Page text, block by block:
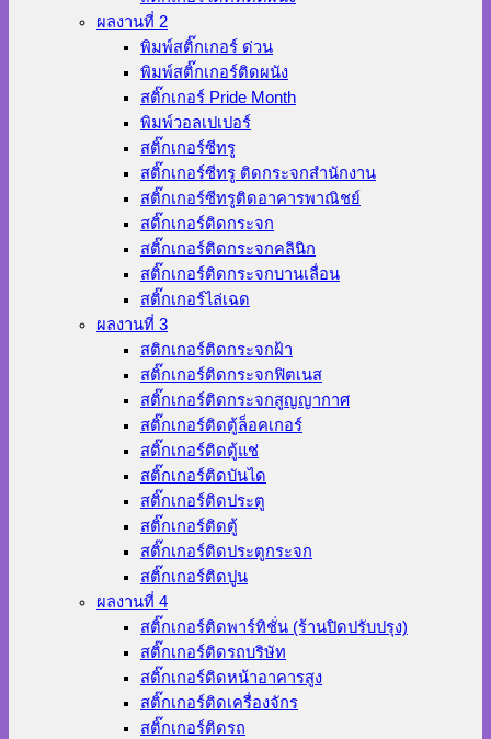
ผลงานที่ 2
พิมพ์สติ๊กเกอร์ ด่วน
พิมพ์สติ๊กเกอร์ติดผนัง
สติ๊กเกอร์ Pride Month
พิมพ์วอลเปเปอร์
สติ๊กเกอร์ซีทรู
สติ๊กเกอร์ซีทรู ติดกระจกสำนักงาน
สติ๊กเกอร์ซีทรูติดอาคารพาณิชย์
สติ๊กเกอร์ติดกระจก
สติ๊กเกอร์ติดกระจกคลินิก
สติ๊กเกอร์ติดกระจกบานเลื่อน
สติ๊กเกอร์ไล่เฉด
ผลงานที่ 3
สติกเกอร์ติดกระจกฝ้า
สติ๊กเกอร์ติดกระจกฟิตเนส
สติ๊กเกอร์ติดกระจกสูญญากาศ
สติ๊กเกอร์ติดตู้ล็อคเกอร์
สติ๊กเกอร์ติดตู้แช่
สติ๊กเกอร์ติดบันได
สติ๊กเกอร์ติดประตู
สติ๊กเกอร์ติดตู้
สติ๊กเกอร์ติดประตูกระจก
สติ๊กเกอร์ติดปูน
ผลงานที่ 4
สติ๊กเกอร์ติดพาร์ทิชั่น (ร้านปิดปรับปรุง)
สติ๊กเกอร์ติดรถบริษัท
สติ๊กเกอร์ติดหน้าอาคารสูง
สติ๊กเกอร์ติดเครื่องจักร
สติ๊กเกอร์ติดรถ